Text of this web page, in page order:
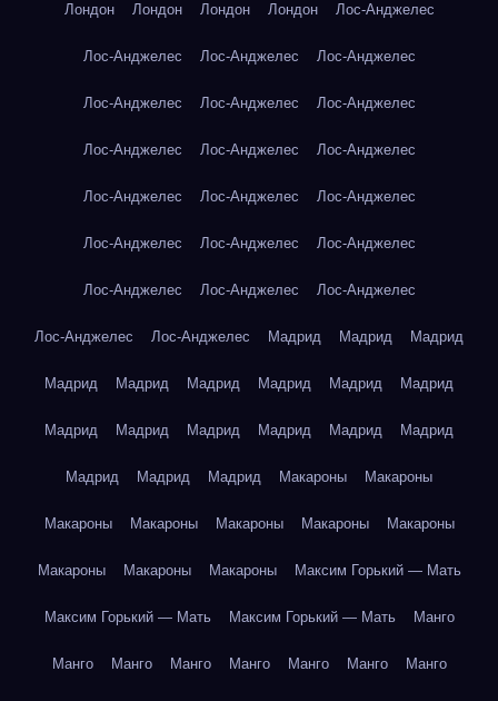
Лондон Лондон Лондон Лондон Лос-Анджелес
Лос-Анджелес Лос-Анджелес Лос-Анджелес
Лос-Анджелес Лос-Анджелес Лос-Анджелес
Лос-Анджелес Лос-Анджелес Лос-Анджелес
Лос-Анджелес Лос-Анджелес Лос-Анджелес
Лос-Анджелес Лос-Анджелес Лос-Анджелес
Лос-Анджелес Лос-Анджелес Лос-Анджелес
Лос-Анджелес Лос-Анджелес Мадрид Мадрид Мадрид
Мадрид Мадрид Мадрид Мадрид Мадрид Мадрид
Мадрид Мадрид Мадрид Мадрид Мадрид Мадрид
Мадрид Мадрид Мадрид Макароны Макароны
Макароны Макароны Макароны Макароны Макароны
Макароны Макароны Макароны Максим Горький — Мать
Максим Горький — Мать Максим Горький — Мать Манго
Манго Манго Манго Манго Манго Манго Манго